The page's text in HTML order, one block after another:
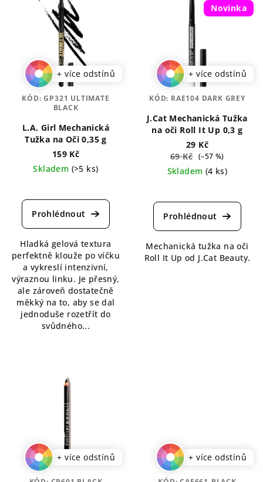
+ více odstínů
L.A. Girl Mechanická
Tužka na Oči 0,35 g
159 Kč
Skladem (>5 ks)
hodnocení
produktu
z
5
hvězdiček.
Hladká gelová textura
perfektně klouže po víčku
a vykreslí intenzivní,
výraznou linku. Je přesný,
ale zároveň dostatečně
měkký na to, aby se dal
jednoduše rozetřít do
svůdného...
KÓD:GP321 ULTIMATE
BLACK
Novinka
+ více odstínů
J.Cat Mechanická Tužka
na oči Roll It Up 0,3 g
29 Kč
69 Kč (–57 %)
Skladem (4 ks)
hodnocení
produktu
z
5
Mechanická tužka na oči
Roll It Up od J.Cat Beauty.
KÓD: RAE104 DARK GREY
+ více odstínů + více odstínů